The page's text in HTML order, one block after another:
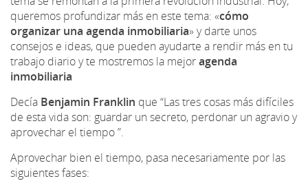
queremos profundizar más en este tema: «cómo
organizar una agenda inmobiliaria» y darte unos
consejos e ideas, que pueden ayudarte a rendir más en tu
trabajo diario y te mostremos la mejoragenda
inmobiliaria
Decía Benjamin Franklin que “Las tres cosas más difíciles
de esta vida son: guardar un secreto, perdonar un agravio y
aprovechar el tiempo ”.
Aprovechar bien el tiempo, pasa necesariamente por las
siguientes fases: